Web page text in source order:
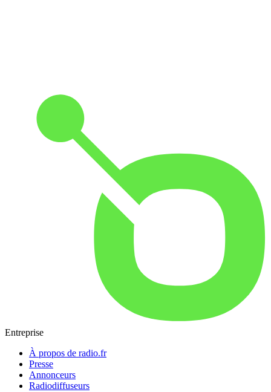
Entreprise
À propos de radio.fr
Presse
Annonceurs
Radiodiffuseurs